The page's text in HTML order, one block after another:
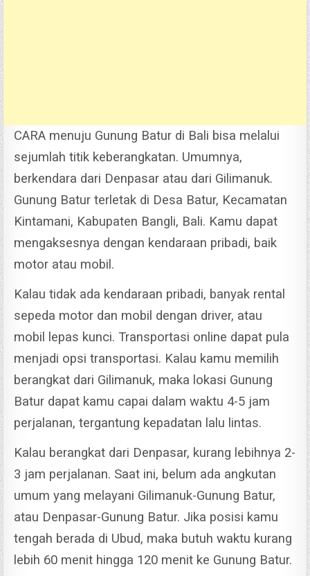
CARA menuju Gunung Batur di Bali bisa melalui
sejumlah titik keberangkatan. Umumnya,
berkendara dari Denpasar atau dari Gilimanuk.
Gunung Batur terletak di Desa Batur, Kecamatan
Kintamani, Kabupaten Bangli, Bali. Kamu dapat
mengaksesnya dengan kendaraan pribadi, baik
motor atau mobil.
Kalau tidak ada kendaraan pribadi, banyak rental
sepeda motor dan mobil dengan driver, atau
mobil lepas kunci. Transportasi online dapat pula
menjadi opsi transportasi. Kalau kamu memilih
berangkat dari Gilimanuk, maka lokasi Gunung
Batur dapat kamu capai dalam waktu 4-5 jam
perjalanan, tergantung kepadatan lalu lintas.
Kalau berangkat dari Denpasar, kurang lebihnya 2-
3 jam perjalanan. Saat ini, belum ada angkutan
umum yang melayani Gilimanuk-Gunung Batur,
atau Denpasar-Gunung Batur. Jika posisi kamu
tengah berada di Ubud, maka butuh waktu kurang
lebih 60 menit hingga 120 menit ke Gunung Batur.